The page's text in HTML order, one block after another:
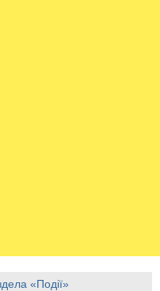
«Події»